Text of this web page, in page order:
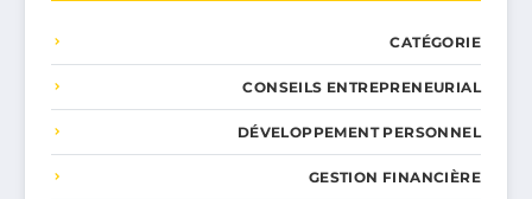
CATÉGORIE
CONSEILS ENTREPRENEURIAL
DÉVELOPPEMENT PERSONNEL
GESTION FINANCIÈRE